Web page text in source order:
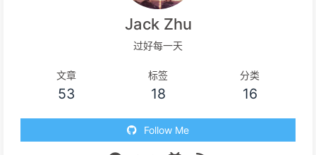
Jack Zhu
过好每一天
文章
53
标签
18
分类
16
Follow Me